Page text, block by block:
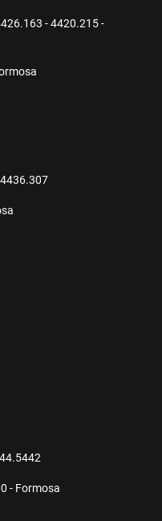
- 4420.215 -
- Formosa